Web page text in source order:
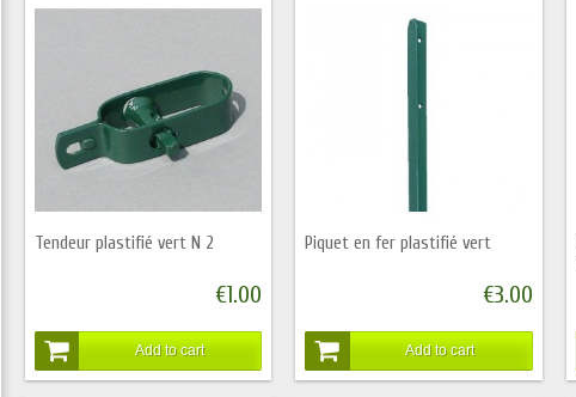
Tendeur plastifié vert N 2
€1.00
Add to cart
Piquet en fer plastifié vert
€3.00
Add to cart